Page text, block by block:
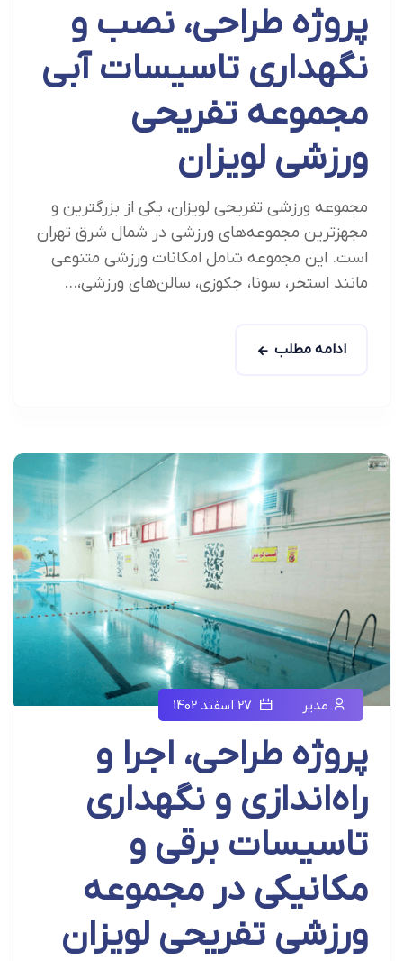
پروژه طراحی، نصب و
نگهداری تاسیسات آبی
مجموعه تفریحی
ورزشی لویزان
مجموعه ورزشی تفریحی لویزان، یکی از بزرگترین و
مجهزترین مجموعه‌های ورزشی در شمال شرق تهران
است. این مجموعه شامل امکانات ورزشی متنوعی
مانند استخر، سونا، جکوزی، سالن‌های ورزشی،...
ادامه مطلب
مدیر
پروژه طراحی، اجرا و
راه‌اندازی و نگهداری
تاسیسات برقی و
مکانیکی در مجموعه
ورزشی تفریحی لویزان